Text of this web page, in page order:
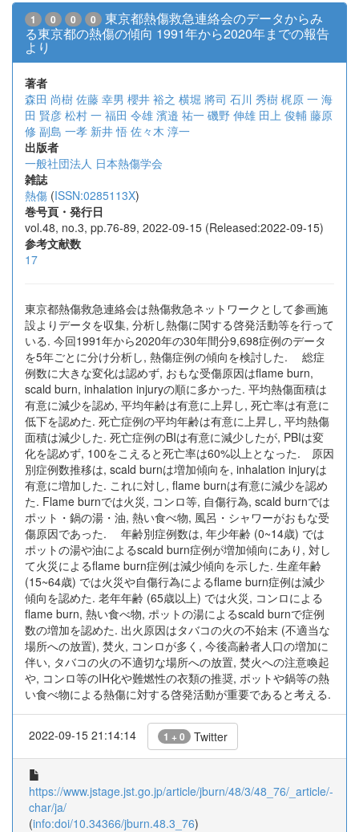
1 0 0 0
東京都熱傷救急連絡会のデータからみ
る東京都の熱傷の傾向 1991年から2020年までの報告
より
著者
森田 尚樹 佐藤 幸男 櫻井 裕之 横堀 將司 石川 秀樹 梶原 一 海
田 賢彦 松村 一 福田 令雄 濱邉 祐一 磯野 伸雄 田上 俊輔 藤原
修 副島 一孝 新井 悟 佐々木 淳一
出版者
一般社団法人 日本熱傷学会
雑誌
熱傷 (ISSN:0285113X)
巻号頁・発行日
vol.48, no.3, pp.76-89, 2022-09-15 (Released:2022-09-15)
参考文献数
17
東京都熱傷救急連絡会は熱傷救急ネットワークとして参画施
設よりデータを収集, 分析し熱傷に関する啓発活動等を行って
いる. 今回1991年から2020年の30年間分9,698症例のデータ
を5年ごとに分け分析し, 熱傷症例の傾向を検討した. 総症
例数に大きな変化は認めず, おもな受傷原因はflame burn,
scald burn, inhalation injuryの順に多かった. 平均熱傷面積は
有意に減少を認め, 平均年齢は有意に上昇し, 死亡率は有意に
低下を認めた. 死亡症例の平均年齢は有意に上昇し, 平均熱傷
面積は減少した. 死亡症例のBIは有意に減少したが, PBIは変
化を認めず, 100をこえると死亡率は60%以上となった. 原因
別症例数推移は, scald burnは増加傾向を, inhalation injuryは
有意に増加した. これに対し, flame burnは有意に減少を認め
た. Flame burnでは火災, コンロ等, 自傷行為, scald burnでは
ポット・鍋の湯・油, 熱い食べ物, 風呂・シャワーがおもな受
傷原因であった. 年齢別症例数は, 年少年齢 (0~14歳) では
ポットの湯や油によるscald burn症例が増加傾向にあり, 対し
て火災によるflame burn症例は減少傾向を示した. 生産年齢
(15~64歳) では火災や自傷行為によるflame burn症例は減少
傾向を認めた. 老年年齢 (65歳以上) では火災, コンロによる
flame burn, 熱い食べ物, ポットの湯によるscald burnで症例
数の増加を認めた. 出火原因はタバコの火の不始末 (不適当な
場所への放置), 焚火, コンロが多く, 今後高齢者人口の増加に
伴い, タバコの火の不適切な場所への放置, 焚火への注意喚起
や, コンロ等のIH化や難燃性の衣類の推奨, ポットや鍋等の熱
い食べ物による熱傷に対する啓発活動が重要であると考える.
2022-09-15 21:14:14 1 + 0 Twitter
https://www.jstage.jst.go.jp/article/jburn/48/3/48_76/_article/-
char/ja/
(info:doi/10.34366/jburn.48.3_76)